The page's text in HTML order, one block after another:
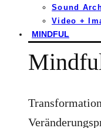
Sound
Video +
MINDFUL